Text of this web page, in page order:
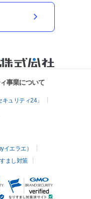
事業について
ュリティ24」
エラエ）
まし対策